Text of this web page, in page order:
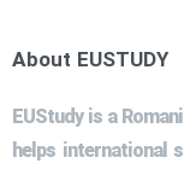
About EUSTUDY
EUStudy is a
helps international